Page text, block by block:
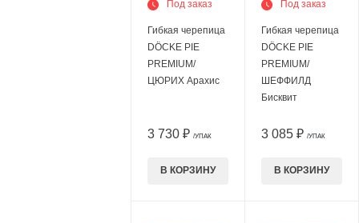
Под заказ
Гибкая черепица
DÖCKE PIE
PREMIUM/
ЦЮРИХ Арахис
3 730 ₽ /УПАК
В КОРЗИНУ
Под заказ
Гибкая черепица
DÖCKE PIE
PREMIUM/
ШЕФФИЛД
Бисквит
3 085 ₽ /УПАК
В КОРЗИНУ